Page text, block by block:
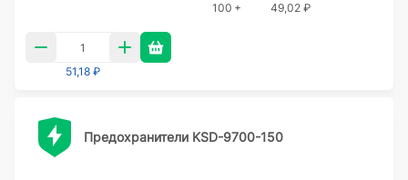
100 +
49,02 ₽
51,18 ₽
Предохранители KSD-9700-150